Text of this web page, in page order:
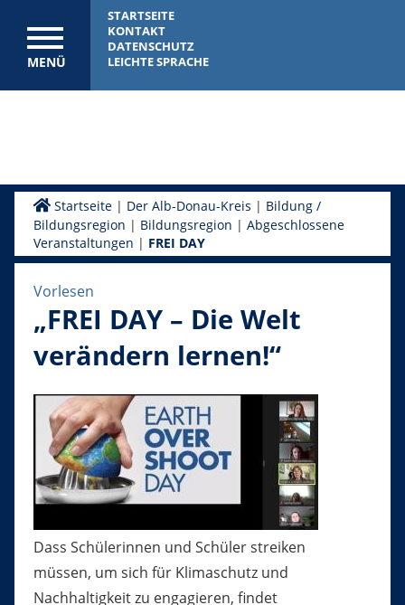
MENÜ
STARTSEITE
KONTAKT
DATENSCHUTZ
LEICHTE SPRACHE
Startseite| Der Alb-Donau-Kreis | Bildung /
Bildungsregion | Bildungsregion | Abgeschlossene
Veranstaltungen | FREI DAY
Vorlesen
„FREI DAY – Die Welt
verändern lernen!“
Dass Schülerinnen und Schüler streiken
müssen, um sich für Klimaschutz und
Nachhaltigkeit zu engagieren, findet